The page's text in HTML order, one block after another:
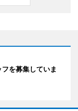
を募集していま